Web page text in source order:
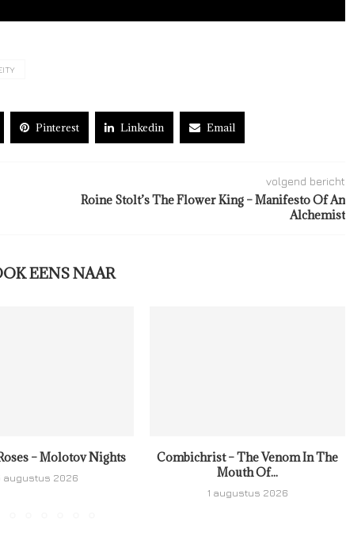
Pinterest Linkedin Email
volgend bericht
Roine Stolt’s The Flower King – Manifesto Of An
Alchemist
EENS NAAR
– Molotov Nights
augustus 2026
Combichrist – The Venom In The
Mouth Of...
1 augustus 2026